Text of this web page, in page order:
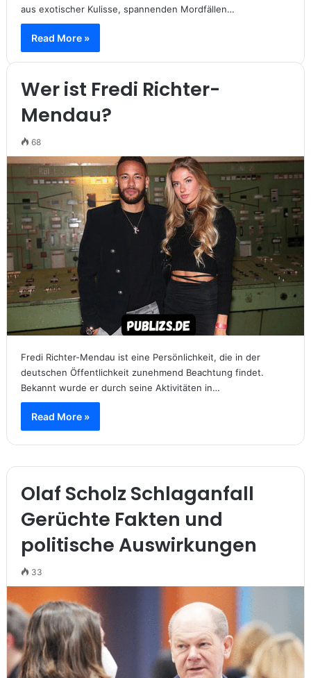
aus exotischer Kulisse, spannenden Mordfällen…
Read More »
Wer ist Fredi Richter-
Mendau?
68
Fredi Richter-Mendau ist eine Persönlichkeit, die in der
deutschen Öffentlichkeit zunehmend Beachtung findet.
Bekannt wurde er durch seine Aktivitäten in…
Read More »
Olaf Scholz Schlaganfall
Gerüchte Fakten und
politische Auswirkungen
33